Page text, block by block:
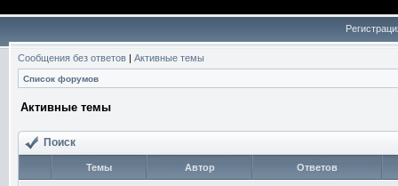
Сообщения без ответов | Активные темы
Список форумов
Активные темы
Поиск
Темы Автор Ответов